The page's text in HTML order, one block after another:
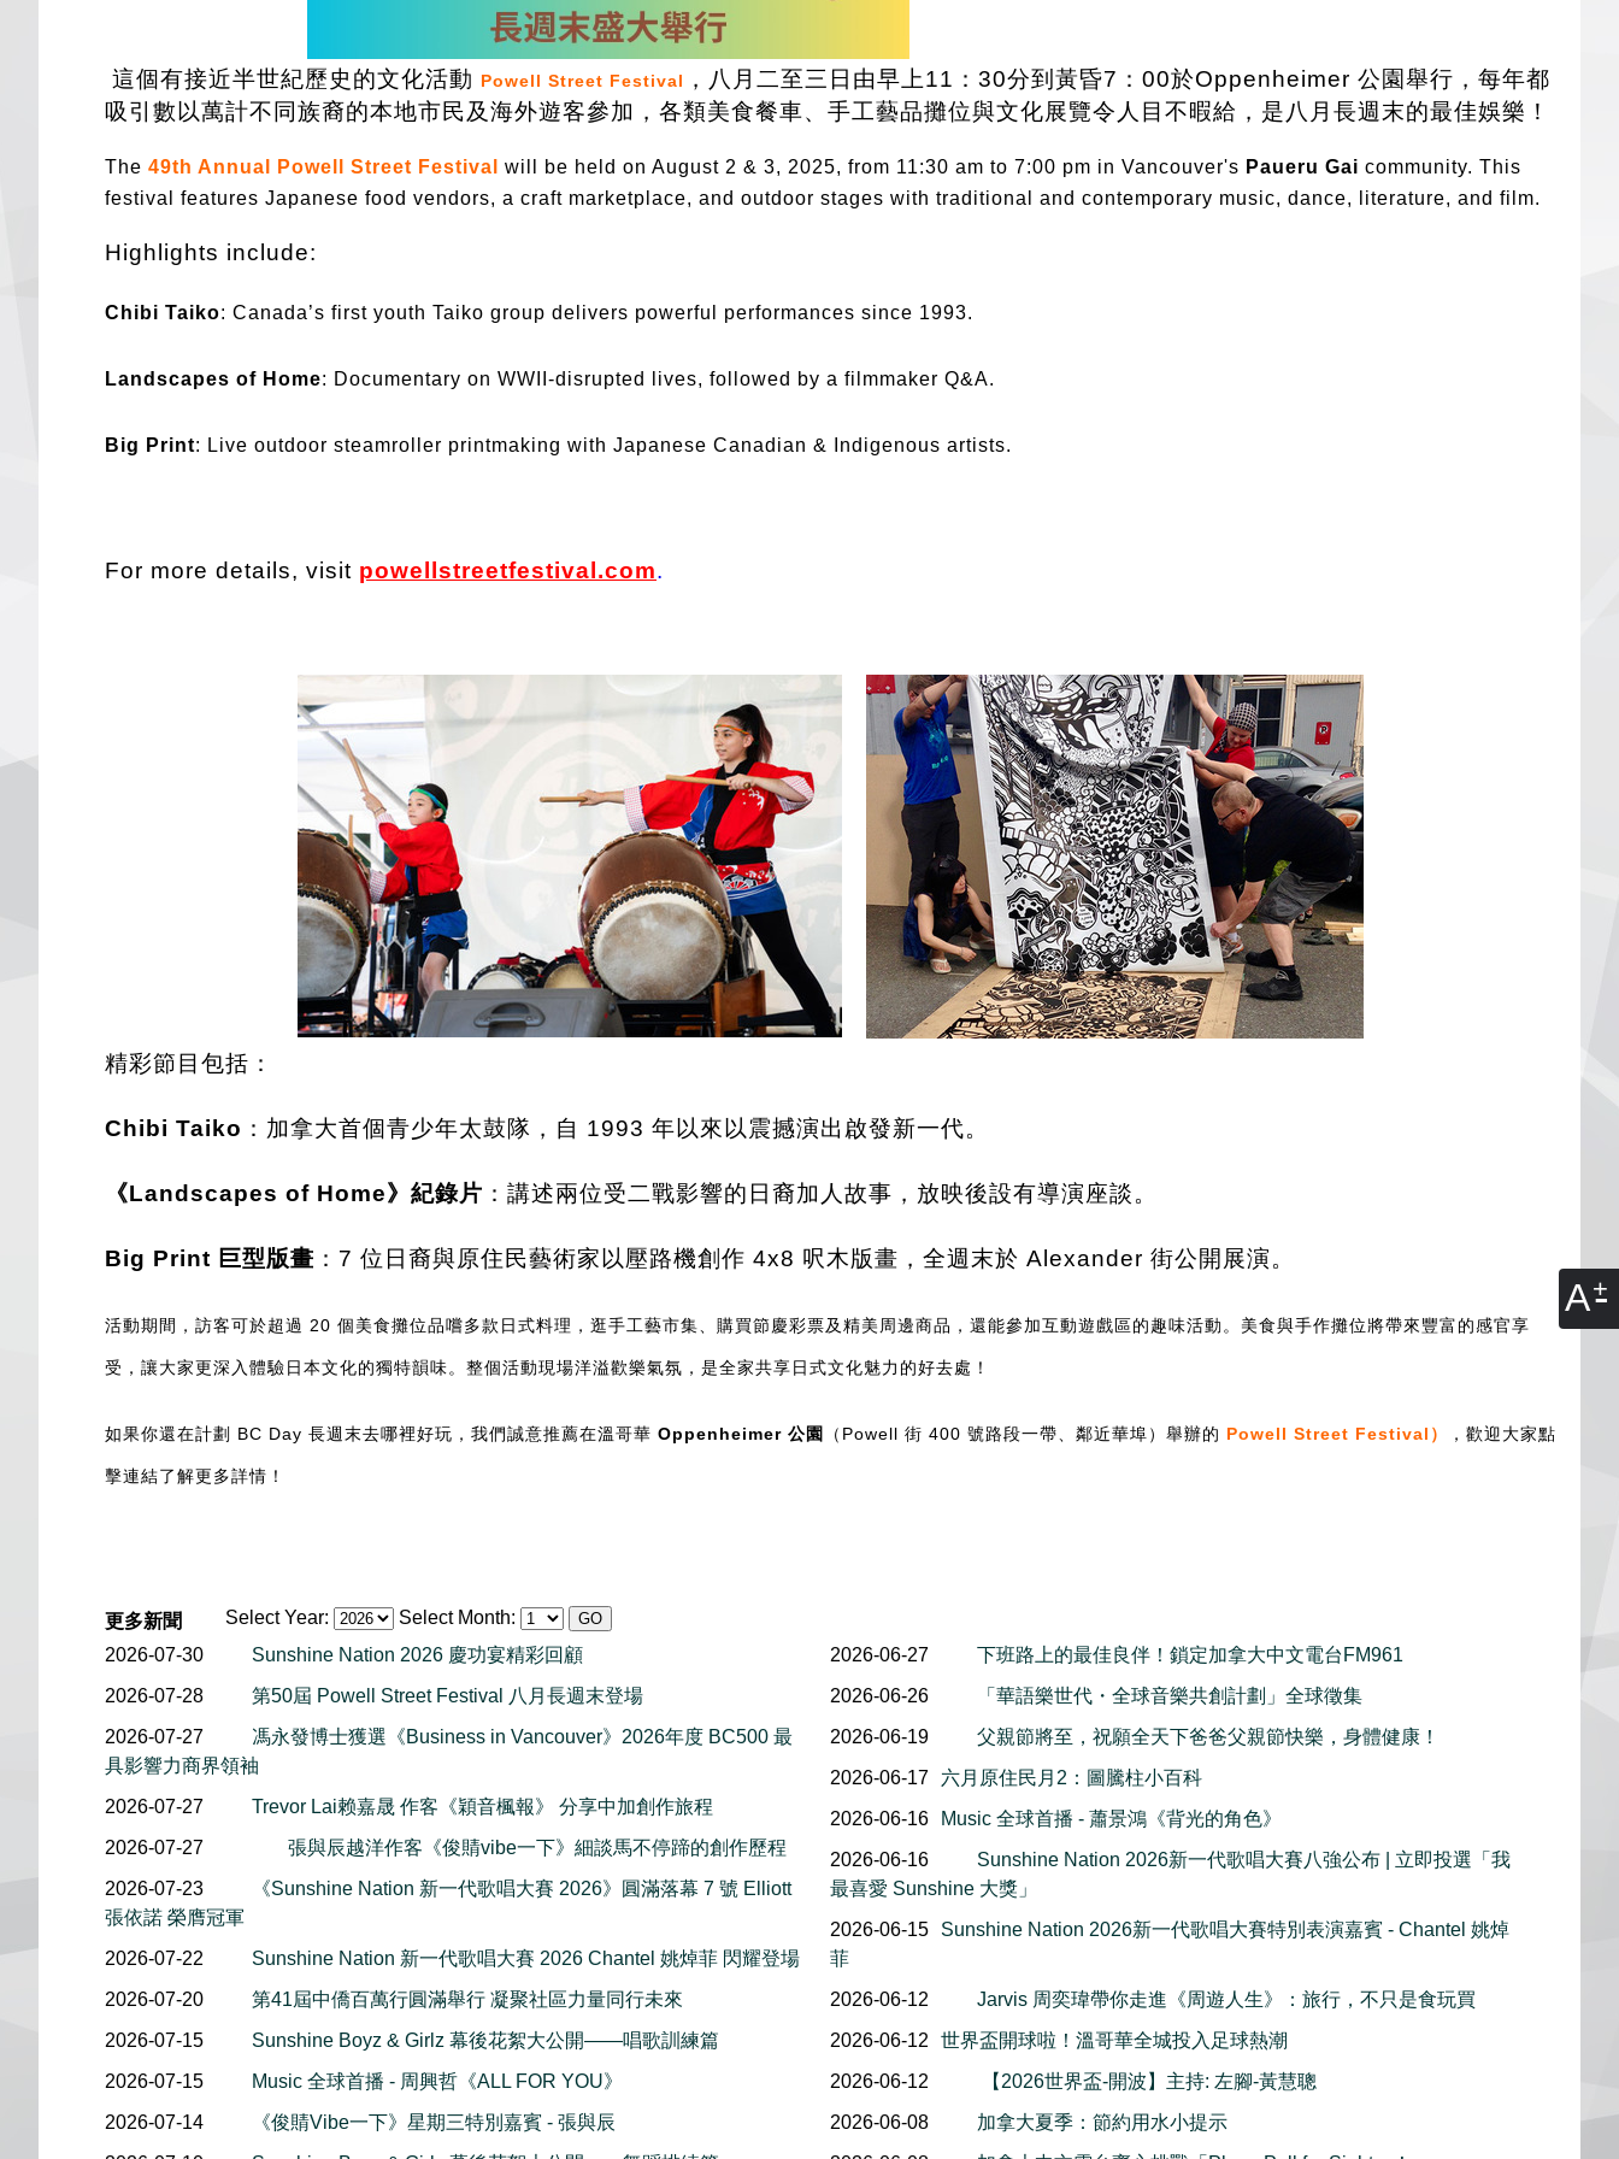
A
這個有接近半世紀歷史的文化活動 Powell Street Festival
，八月二至三日由早上11：30分到黃昏7：00於Oppenheimer 公園舉行，每年都
吸引數以萬計不同族裔的本地市民及海外遊客參加，各類美食餐車、手工藝品攤位與文化展覽令人目不暇給，是八月長週末的最佳娛樂！
The 49th Annual Powell Street Festival will be held on August 2 & 3, 2025, from 11:30 am to 7:00 pm in Vancouver's Paueru Gai community. This
festival features Japanese food vendors, a craft marketplace, and outdoor stages with traditional and contemporary music, dance, literature, and film.
Highlights include:
Chibi Taiko: Canada’s first youth Taiko group delivers powerful performances since 1993.
Landscapes of Home: Documentary on WWII-disrupted lives, followed by a filmmaker Q&A.
Big Print: Live outdoor steamroller printmaking with Japanese Canadian & Indigenous artists.
For more details, visit powel lstreetfestival.com.
精彩節目包括：
Chibi Taiko ：加拿大首個青少年太鼓隊，自 1993 年以來以震撼演出啟發新一代。
《Landscapes of Home》紀錄片 ：講述兩位受二戰影響的日裔加人故事，放映後設有導演座談。
Big Print 巨型版畫 ：7 位日裔與原住民藝術家以壓路機創作 4x8 呎木版畫，全週末於 Alexander 街公開展演。
活動期間，訪客可於超過 20 個美食攤位品嚐多款日式料理，逛手工藝市集、購買節慶彩票及精美周邊商品，還能參加互動遊戲區的趣味活動。美食與手作攤位將帶來豐富的感官享
受，讓大家更深入體驗日本文化的獨特韻味。整個活動現場洋溢歡樂氣氛，是全家共享日式文化魅力的好去處！
如果你還在計劃 BC Day 長週末去哪裡好玩 ，我們誠意推薦在溫哥華 Oppenheimer 公園 （Powell 街 400 號路段一帶、鄰近華埠）舉辦的 Powell Street Festival） ， 歡迎大家點
擊連結了解更多詳情 ！
Select Year: Select Month:
更多新聞
2026-07-30
Sunshine Nation 2026 慶功宴精彩回顧
2026-07-28
第50屆 Powell Street Festival 八月長週末登場
2026-07-27
馮永發博士獲選《Business in Vancouver》2026年度 BC500 最
具影響力商界領袖
2026-07-27
Trevor Lai赖嘉晟 作客《穎音楓報》 分享中加創作旅程
2026-07-27
張與辰越洋作客《俊䝼vibe一下》細談馬不停蹄的創作歷程
2026-07-23
《Sunshine Nation 新一代歌唱大賽 2026》圓滿落幕 7 號 Elliott
張依諾 榮膺冠軍
2026-07-22
Sunshine Nation 新一代歌唱大賽 2026 Chantel 姚焯菲 閃耀登場
2026-07-20
第41屆中僑百萬行圓滿舉行 凝聚社區力量同行未來
2026-07-15
Sunshine Boyz & Girlz 幕後花絮大公開——唱歌訓練篇
2026-07-15
Music 全球首播 - 周興哲《ALL FOR YOU》
2026-07-14
《俊䝼Vibe一下》星期三特別嘉賓 - 張與辰
2026-06-27
下班路上的最佳良伴！鎖定加拿大中文電台FM961
2026-06-26
「華語樂世代・全球音樂共創計劃」全球徵集
2026-06-19
父親節將至，祝願全天下爸爸父親節快樂，身體健康！
2026-06-17
六月原住民月2：圖騰柱小百科
2026-06-16
Music 全球首播 - 蕭景鴻《背光的角色》
2026-06-16
Sunshine Nation 2026新一代歌唱大賽八強公布 | 立即投選「我
最喜愛 Sunshine 大獎」
2026-06-15
Sunshine Nation 2026新一代歌唱大賽特別表演嘉賓 - Chantel 姚焯
菲
2026-06-12
Jarvis 周奕瑋帶你走進《周遊人生》：旅行，不只是食玩買
2026-06-12
世界盃開球啦！溫哥華全城投入足球熱潮
2026-06-12
【2026世界盃-開波】主持: 左腳-黃慧聰
2026-06-08
加拿大夏季：節約用水小提示